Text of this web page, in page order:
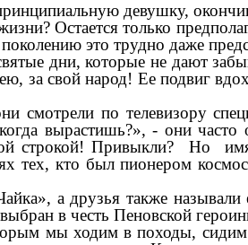
девушку,
Остается только
это трудно даже
дни, которые не дают
за свой народ! Ее подвиг
смотрели по телевизору
вырастишь?», - они
строкой! Привыкли? Но
тех, кто был пионером
а друзья также
в честь Пеновской
мы ходим в походы, сидим